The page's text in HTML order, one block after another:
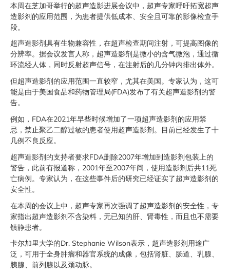
本周在芝加哥举行的超声造影进展会议中，超声专家呼吁拓宽超声
造影剂的应用范围，为患者提供低成本、安全且可靠的影像检查手
段。
超声造影剂具有生物兼容性，在超声检查期间注射，可提高图像的
分辨率。据会议发言人称，超声造影剂是微小的含气微泡，通过循
环流经人体，同时反射超声信号，在注射后的几分钟内排出体外。
但超声造影剂的应用范围一直较窄，尤其在美国。专家认为，这可
能是由于美国食品和药物管理局(FDA)发布了有关超声造影剂的警
告。
例如，FDA在2021年早些时候增加了一项超声造影剂的应用禁
忌，禁止聚乙二醇过敏的患者使用超声造影剂。目前已经发生了十
几例不良反应。
超声造影剂的支持者要求FDA删除2007年增加到造影剂包装上的
警告，此前有报道称，2001年至2007年间，使用造影剂后共11死
亡病例。专家认为，在这些事件后的研究已经证实了超声造影剂的
安全性。
在本周的会议上中，超声专家再次强调了超声造影剂的安全性，专
家指出超声造影剂不含染料，无已知的肝、肾毒性，而且也不需要
镇静患者。
卡尔加里大学的Dr. Stephanie Wilson表示，超声造影剂用途广
泛，可用于全身肿瘤和器官系统的成像，包括肾脏、肠道、乳腺、
胰腺、前列腺以及颈动脉。